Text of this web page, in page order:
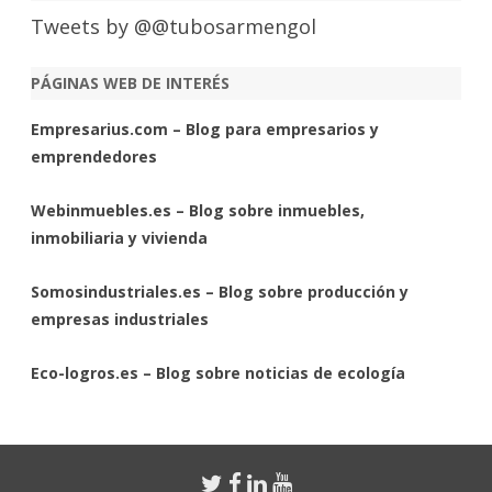
Tweets by @@tubosarmengol
PÁGINAS WEB DE INTERÉS
Empresarius.com – Blog para empresarios y
emprendedores
Webinmuebles.es – Blog sobre inmuebles,
inmobiliaria y vivienda
Somosindustriales.es – Blog sobre producción y
empresas industriales
Eco-logros.es – Blog sobre noticias de ecología